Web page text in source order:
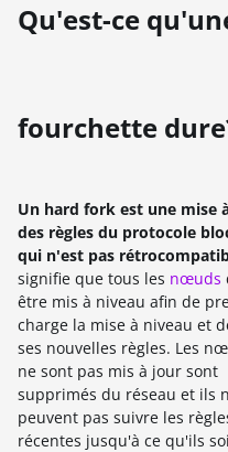
Qu'est-ce
fourchette
Un hard fork est une mise
des règles du protocole
qui n'est pas
signifie que tous les nœuds
être mis à niveau afin de
charge la mise à niveau et
ses nouvelles règles. Les
ne sont pas mis à jour sont
supprimés du réseau et ils
peuvent pas suivre les
récentes jusqu'à ce qu'ils